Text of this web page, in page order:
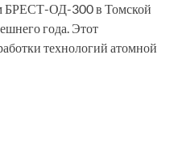
БРЕСТ-ОД-300 в Томской
года. Этот
технологий атомной